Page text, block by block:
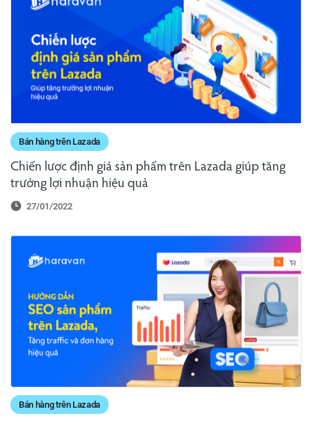
Bán hàng trên Lazada
Chiến lược định giá sản phẩm trên Lazada giúp tăng
trưởng lợi nhuận hiệu quả
27/01/2022
Bán hàng trên Lazada